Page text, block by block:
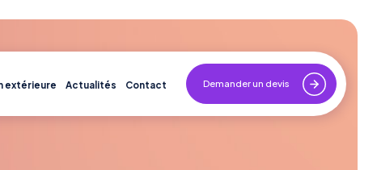
extérieure Actualités Contact Demander un devis